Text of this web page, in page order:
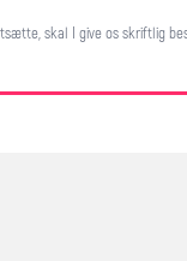
skal I give os skriftlig